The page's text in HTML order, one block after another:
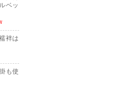
ベッ
袢は
も使